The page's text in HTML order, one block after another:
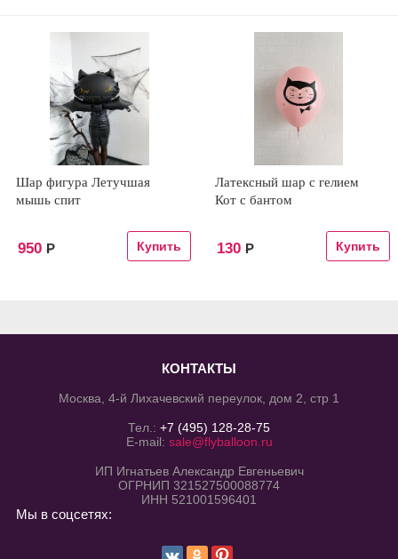
Шар фигура Летучшая
мышь спит
950 Р
Латексный шар с гелием
Кот с бантом
130 Р
КОНТАКТЫ
Москва, 4-й Лихачевский переулок, дом 2, стр 1
Тел.: +7 (495) 128-28-75
E-mail: sale@flyballoon.ru
ИП Игнатьев Александр Евгеньевич
ОГРНИП 321527500088774
ИНН 521001596401
Мы в соцсетях: